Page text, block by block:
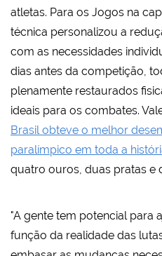
atletas. Para os Jogos na
técnica personalizou a
com as necessidades
dias antes da competição,
plenamente restaurados
ideais para os combates.
Brasil obteve o melhor
paralímpico em toda a
quatro ouros, duas pratas e
"A gente tem potencial para
função da realidade das